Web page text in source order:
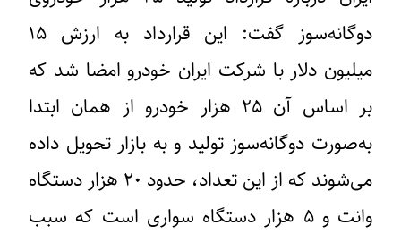
دوگانه‌سوز گفت: این قرارداد به ارزش ۱۵
میلیون دلار با شرکت ایران خودرو امضا شد که
بر اساس آن ۲۵ هزار خودرو از همان ابتدا
به‌صورت دوگانه‌سوز تولید و به بازار تحویل داده
می‌شوند که از این تعداد، حدود ۲۰ هزار دستگاه
وانت و ۵ هزار دستگاه سواری است که سبب